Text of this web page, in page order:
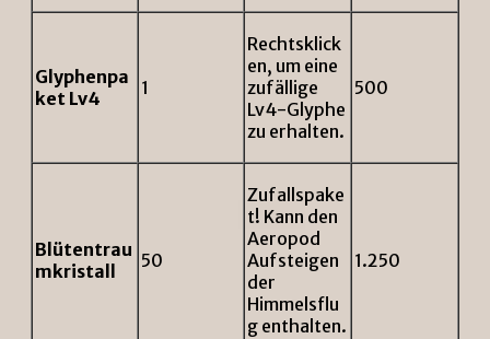
Glyphenpa
ket Lv4
1
Rechtsklick
en, um eine
zufällige
Lv4-Glyphe
zu erhalten.
500
Blütentrau
mkristall
50
Zufallspake
t! Kann den
Aeropod
Aufsteigen
der
Himmelsflu
g enthalten.
1.250